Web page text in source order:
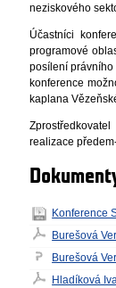
neziskového
Účastníci
programové
posílení právního
konference
kaplana
realizace
Konference
Burešová
Burešová
Hladíková